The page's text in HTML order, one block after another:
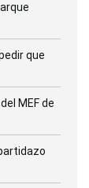
que
MEF de